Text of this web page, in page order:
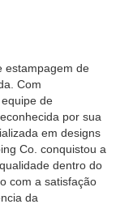
estampagem de
Com
de
por sua
em designs
Co. conquistou a
dentro do
com a satisfação
da